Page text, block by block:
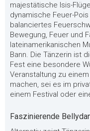
majestätische Isis-
dynamische Feuer-
balanciertes
Bewegung, Feuer und
lateinamerikanischen
Bann. Die Tänzerin ist
Fest eine besondere
Veranstaltung zu
machen, sei es im
einem Festival oder
Faszinierende